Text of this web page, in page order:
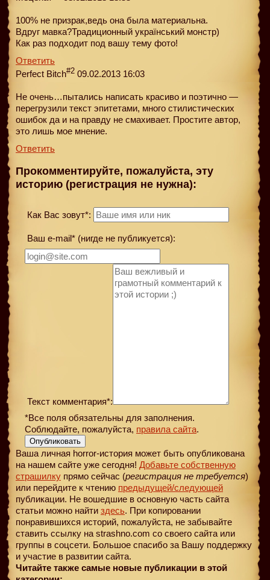
100% не призрак,ведь она была материальна.
Вдруг мавка?Традиционный український монстр)
Как раз подходит под вашу тему фото!
Ответить
Perfect Bitch#2 09.02.2013 16:03
Не очень…пытались написать красиво и поэтично —
перегрузили текст эпитетами, много стилистических
ошибок да и на правду не смахивает. Простите автор,
это лишь мое мнение.
Ответить
Прокомментируйте, пожалуйста, эту
историю (регистрация не нужна):
Как Вас зовут*:
Ваш e-mail* (нигде не публикуется):
Текст комментария*:
*Все поля обязательны для заполнения.
Соблюдайте, пожалуйста, правила сайта.
Опубликовать
Ваша личная horror-история может быть опубликована
на нашем сайте уже сегодня! Добавьте собственную
страшилку прямо сейчас (регистрация не требуется)
или перейдите к чтению предыдущей/следующей
публикации. Не вошедшие в основную часть сайта
статьи можно найти здесь. При копировании
понравившихся историй, пожалуйста, не забывайте
ставить ссылку на strashno.com со своего сайта или
группы в соцсети. Большое спасибо за Вашу поддержку
и участие в развитии сайта.
Читайте также самые новые публикации в этой